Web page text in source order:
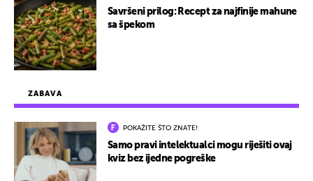
ZABAVA
POKAŽITE ŠTO ZNATE!
Samo pravi intelektualci mogu riješiti ovaj
kviz bez ijedne pogreške
Savršeni prilog: Recept za najfinije mahune
sa špekom